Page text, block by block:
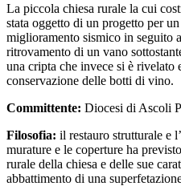
La piccola chiesa rurale la cui
stata oggetto di un progetto per
miglioramento sismico in seguito
ritrovamento di un vano
una cripta che invece si è rivelato
conservazione delle botti di vino.
Committente: Diocesi di Ascoli
Filosofia: il restauro strutturale e
murature e le coperture ha
rurale della chiesa e delle sue
abbattimento di una